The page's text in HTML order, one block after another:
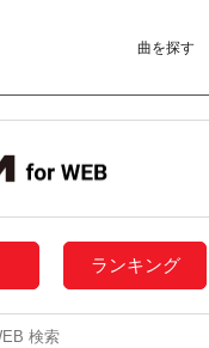
曲を探す
ランキング